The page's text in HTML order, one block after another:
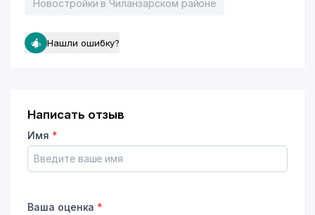
Новостройки в Чиланзарском районе
Нашли ошибку?
Написать отзыв
Имя *
Ваша оценка *